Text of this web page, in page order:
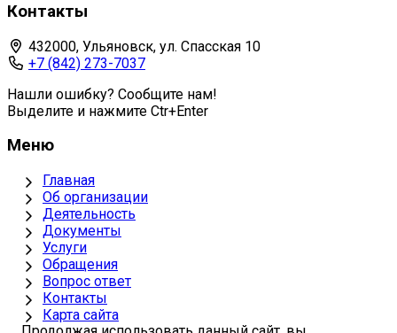
Контакты
432000, Ульяновск, ул. Спасская 10
+7 (842) 273-7037
Нашли ошибку? Сообщите нам!
Выделите и нажмите Ctr+Enter
Меню
Главная
Об организации
Деятельность
Документы
Услуги
Обращения
Вопрос ответ
Контакты
Карта сайта